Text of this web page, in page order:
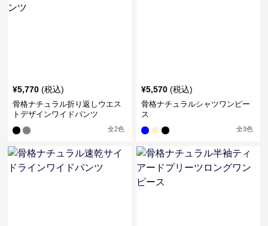
¥5,770 (税込)
骨格ナチュラル折り返しウエス
トデザインワイドパンツ
全2色
¥5,570 (税込)
骨格ナチュラルシャツワンピー
ス
全3色